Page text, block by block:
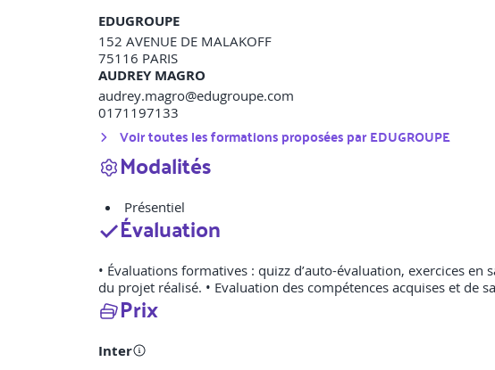
EDUGROUPE
152 AVENUE DE MALAKOFF
75116 PARIS
AUDREY MAGRO
audrey.magro@edugroupe.com
0171197133
Voir toutes les formations proposées parEDUGROUPE
Modalités
Présentiel
Évaluation
• Évaluations formatives : quizz d’auto-évaluation, exercices
du projet réalisé. • Evaluation des compétences acquises et de
Prix
Inter